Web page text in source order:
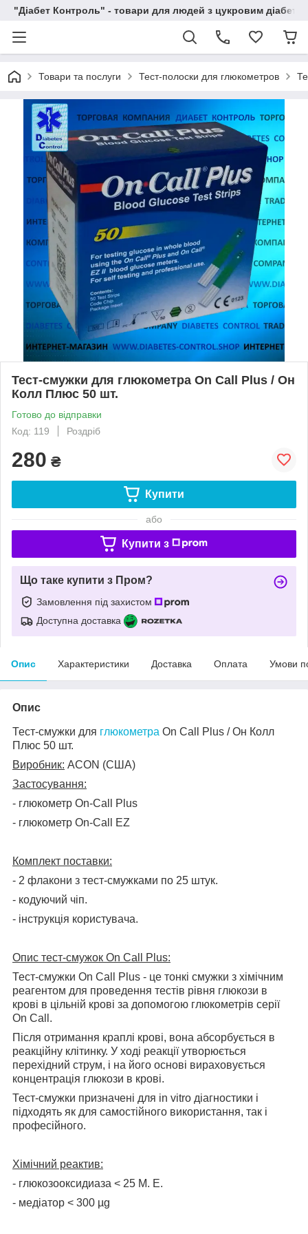
"Діабет Контроль" - товари для людей з цукровим
Товари та послуги Тест-полоски для глюкометров
Тест-смужки для глюкометра On Call Plus / Он
Колл Плюс 50 шт.
Готово до відправки
Код: 119
Роздріб
280 ₴
Купити
або
Купити з
Що таке купити з Пром?
Замовлення під захистом
Доступна доставка
Опис Характеристики Доставка Оплата Умови
Опис
Тест-смужки для глюкометра On Call Plus / Он Колл
Плюс 50 шт.
Виробник: ACON (США)
Застосування:
- глюкометр On-Call Plus
- глюкометр On-Call EZ
Комплект поставки:
- 2 флакони з тест-смужками по 25 штук.
- кодуючий чіп.
- інструкція користувача.
Опис тест-смужок On Call Plus:
Тест-смужки On Call Plus - це тонкі смужки з хімічним
реагентом для проведення тестів рівня глюкози в
крові в цільній крові за допомогою глюкометрів серії
On Call .
Після отримання краплі крові, вона абсорбується в
реакційну клітинку. У ході реакції утворюється
перехідний струм, і на його основі вираховується
концентрація глюкози в крові.
Тест-смужки призначені для in vitro діагностики і
підходять як для самостійного використання, так і
професійного.
Хімічний реактив:
- глюкозооксидиаза < 25 М. Е.
- медіатор < 300 µg